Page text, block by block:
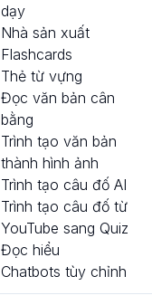
dạy
Nhà sản xuất
Flashcards
Thẻ từ vựng
Đọc văn bản cân
bằng
Trình tạo văn bản
thành hình ảnh
Trình tạo câu đố AI
Trình tạo câu đố từ
YouTube sang Quiz
Đọc hiểu
Chatbots tùy chỉnh